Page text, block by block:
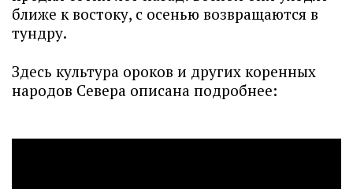
ближе к востоку, с осенью возвращаются в
тундру.
Здесь культура ороков и других коренных
народов Севера описана подробнее: